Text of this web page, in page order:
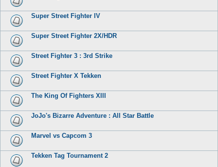
Super Street Fighter IV
Super Street Fighter 2X/HDR
Street Fighter 3 : 3rd Strike
Street Fighter X Tekken
The King Of Fighters XIII
JoJo's Bizarre Adventure : All Star Battle
Marvel vs Capcom 3
Tekken Tag Tournament 2